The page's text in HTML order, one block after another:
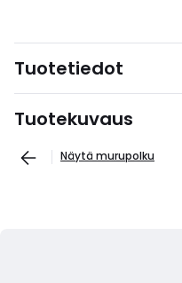
Tuotetiedot
Tuotekuvaus
Näytä murupolku